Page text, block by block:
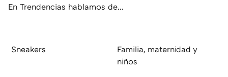
En Trendencias hablamos de...
Sneakers
Familia, maternidad y
niños